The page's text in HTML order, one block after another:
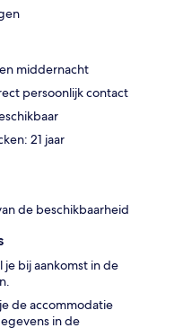
middernacht
persoonlijk contact
21 jaar
de beschikbaarheid
bij aankomst in de
de accommodatie
in de